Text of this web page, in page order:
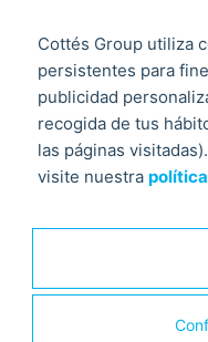
28 abril, 2021
En nuestro
con la digitalización de
proyecto “NUEVA
Cottés Group utiliza
persistentes para
publicidad
recogida de tus
las páginas
visite nuestra